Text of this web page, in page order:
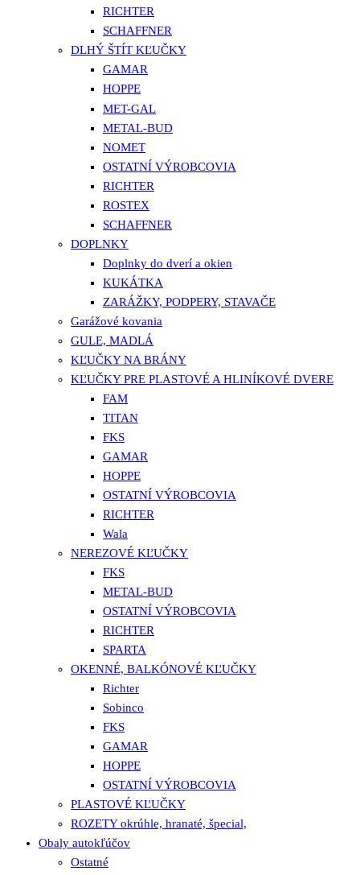
RICHTER
SCHAFFNER
DLHÝ ŠTÍT KĽUČKY
GAMAR
HOPPE
MET-GAL
METAL-BUD
NOMET
OSTATNÍ VÝROBCOVIA
RICHTER
ROSTEX
SCHAFFNER
DOPLNKY
Doplnky do dverí a okien
KUKÁTKA
ZARÁŽKY, PODPERY, STAVAČE
Garážové kovania
GULE, MADLÁ
KĽUČKY NA BRÁNY
KĽUČKY PRE PLASTOVÉ A HLINÍKOVÉ DVERE
FAM
TITAN
FKS
GAMAR
HOPPE
OSTATNÍ VÝROBCOVIA
RICHTER
Wala
NEREZOVÉ KĽUČKY
FKS
METAL-BUD
OSTATNÍ VÝROBCOVIA
RICHTER
SPARTA
OKENNÉ, BALKÓNOVÉ KĽUČKY
Richter
Sobinco
FKS
GAMAR
HOPPE
OSTATNÍ VÝROBCOVIA
PLASTOVÉ KĽUČKY
ROZETY okrúhle, hranaté, špecial,
Obaly autokľúčov
Ostatné